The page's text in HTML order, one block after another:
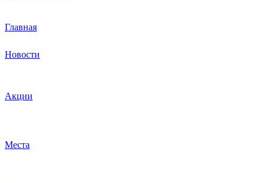
Главная
Новости
Акции
Места